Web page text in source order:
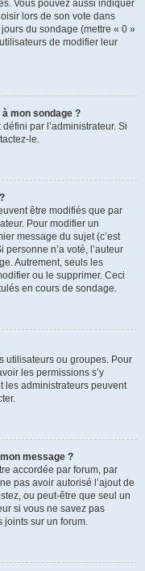
Vous pouvez aussi indiquer
lors de son vote dans
du sondage (mettre « 0 »
de modifier leur
mon sondage ?
par l’administrateur. Si
le.
être modifiés que par
Pour modifier un
message du sujet (c’est
n’a voté, l’auteur
Autrement, seuls les
ou le supprimer. Ceci
en cours de sondage.
utilisateurs ou groupes. Pour
les permissions s’y
les administrateurs peuvent
message ?
accordée par forum, par
pas avoir autorisé l’ajout de
ou peut-être que seul un
si vous ne savez pas
joints sur un forum.